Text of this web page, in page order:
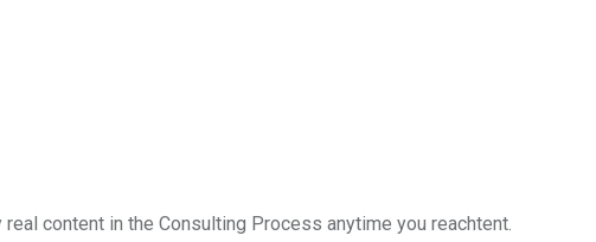
content in the Consulting Process anytime you reachtent.